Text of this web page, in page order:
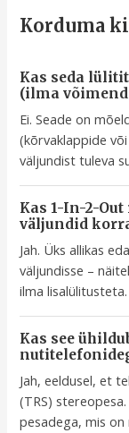
Korduma
Kas seda
(ilma
Ei. Seade on
(kõrvaklappide
väljundist tuleva
Kas 1-In-2-
väljundid
Jah. Üks allikas
väljundisse –
ilma lisalülitusteta.
Kas see
Jah, eeldusel, et
(TRS)
pesadega, mis